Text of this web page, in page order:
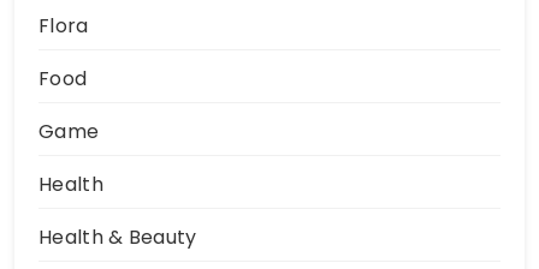
Flora
Food
Game
Health
Health & Beauty